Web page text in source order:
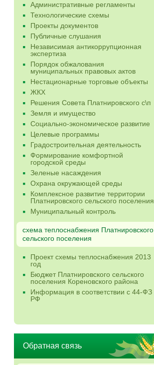
Административные регламенты
Технологические схемы
Проекты документов
Публичные слушания
Независимая антикоррупционная
экспертиза
Порядок обжалования
муниципальных правовых актов
Нестационарные торговые объекты
ЖКХ
Решения Совета Платнировского с\п
Земля и имущество
Социально-экономическое развитие
Целевые программы
Градостроительная деятельность
Формирование комфортной
городской среды
Зеленые насаждения
Охрана окружающей среды
Комплексное развитие территории
Платнировского сельского поселения
Муниципальный контроль
схема теплоснабжения Платнировского
сельского поселения
Проект схемы теплоснабжения 2013
год
Бюджет Платнировского сельского
поселения Кореновского района
Информация в соответствии с 44-ФЗ
РФ
Обратная связь